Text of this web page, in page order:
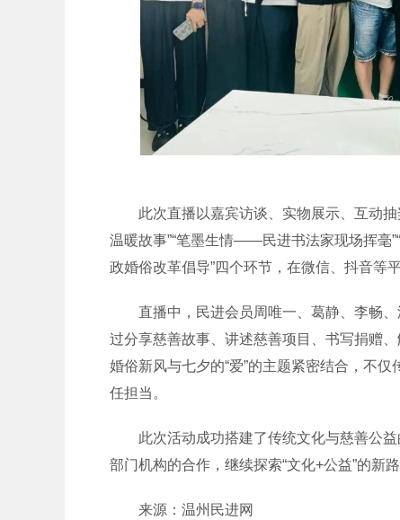
此次直播以嘉宾访谈、实物展示、互动抽
温暖故事”“笔墨生情——民进书法家现场挥毫
政婚俗改革倡导”四个环节，在微信、抖音等
直播中，民进会员周唯一、葛静、李畅、
过分享慈善故事、讲述慈善项目、书写捐赠
婚俗新风与七夕的“爱”的主题紧密结合，不
任担当。
此次活动成功搭建了传统文化与慈善公益
部门机构的合作，继续探索“文化+公益”的新
来源：温州民进网